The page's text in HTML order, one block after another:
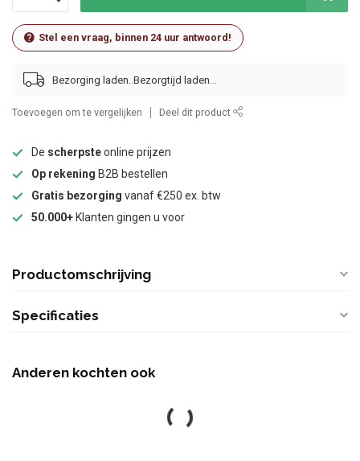
Stel een vraag, binnen 24 uur antwoord!
Bezorging laden..
Toevoegen om te vergelijken Deel dit product
De scherpsteonline prijzen
Op rekening B2B bestellen
Gratis bezorging vanaf €250 ex. btw
50.000+ Klanten gingen u voor
Productomschrijving
Specificaties
Anderen kochten ook